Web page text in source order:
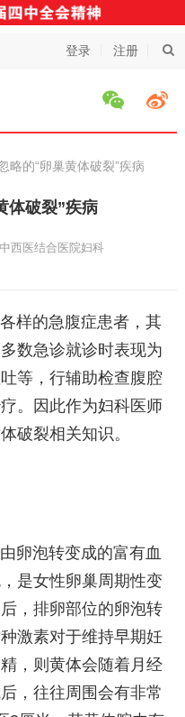
登录 注册
略的“卵巢黄体破裂”疾病
体破裂”疾病
西医结合医院妇科
样的急腹症患者，其
数急诊就诊时表现为
等，行辅助检查腹腔
。因此作为妇科医师
破裂相关知识。
卵泡转变成的富有血
是女性卵巢周期性变
，排卵部位的卵泡转
激素对于维持早期妊
，则黄体会随着月经
，往往周围会有非常